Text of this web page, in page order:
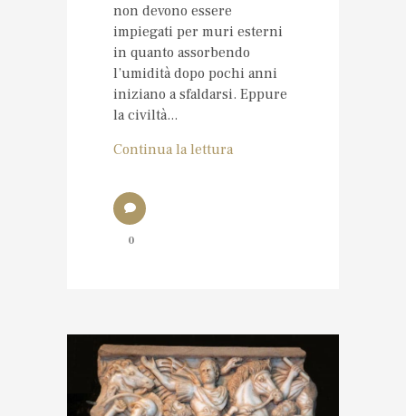
non devono essere
impiegati per muri esterni
in quanto assorbendo
l’umidità dopo pochi anni
iniziano a sfaldarsi. Eppure
la civiltà...
Continua la lettura
0